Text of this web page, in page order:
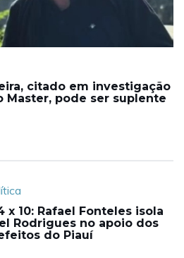
citado em investigação
Master, pode ser suplente
x 10: Rafael Fonteles isola
Rodrigues no apoio dos
do Piauí